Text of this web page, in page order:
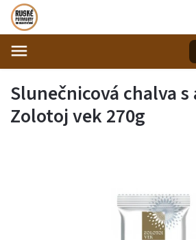
Slunečnicová chalva s
Zolotoj vek 270g